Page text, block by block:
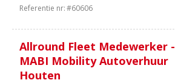
Referentie nr:#60606
Allround Fleet Medewerker -
MABI Mobility Autoverhuur
Houten